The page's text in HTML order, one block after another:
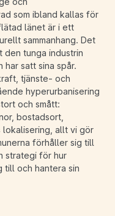
som ibland kallas för
länet är i ett
sammanhang. Det
den tunga industrin
satt sina spår.
tjänste- och
hyperurbanisering
och smått:
bostadsort,
lokalisering, allt vi gör
förhåller sig till
strategi för hur
till och hantera sin